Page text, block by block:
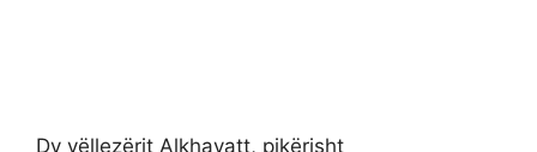
Dy vëllezërit Alkhayatt, pikërisht